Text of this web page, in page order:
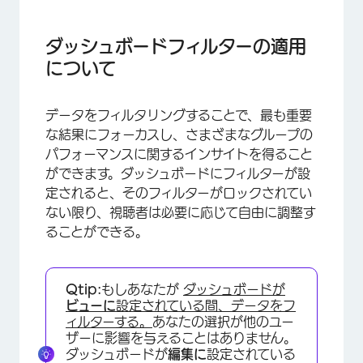
ダッシュボードフィルターの適用
長い属性リストのマネージャー
ダッシュボードとウィジェットフィルターの連動
性
ダッシュボードフィルターの適用
について
データをフィルタリングすることで、最も重要
な結果にフォーカスし、さまざまなグループの
パフォーマンスに関するインサイトを得ること
ができます。ダッシュボードにフィルターが設
定されると、そのフィルターがロックされてい
ない限り、視聴者は必要に応じて自由に調整す
ることができる。
Qtip:もしあなたが ダッシュボードが
ビューに設定されている間、データをフ
ィルターする。 あなたの選択が他のユー
ザーに影響を与えることはありません。
ダッシュボードが編集に設定されている